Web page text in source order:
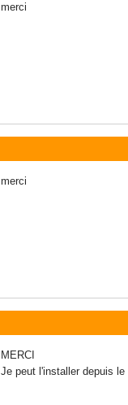
merci
merci
MERCI
Je peut l'installer depuis